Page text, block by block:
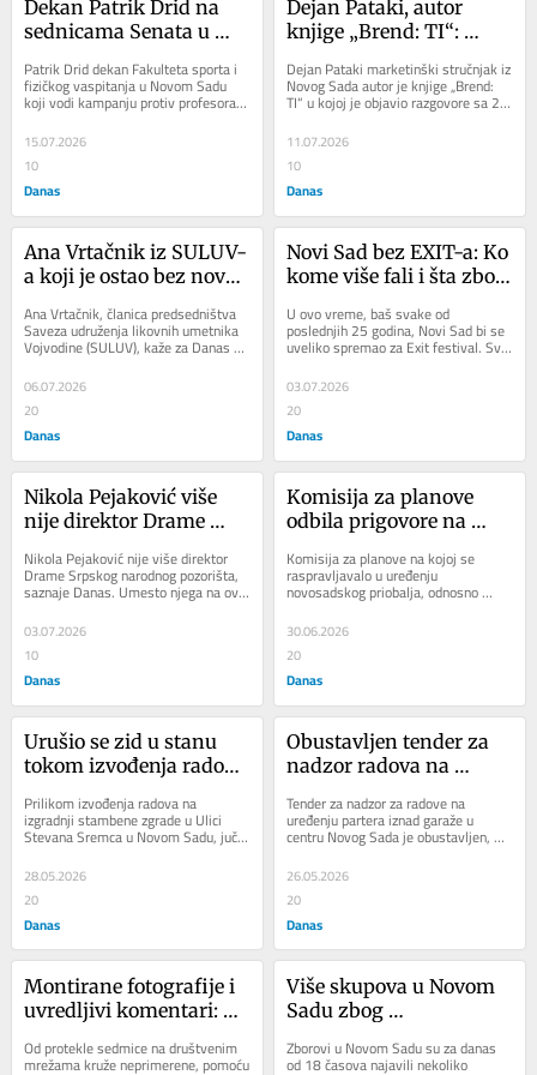
Dekan Patrik Drid na
sednicama Senata u
„nepodobni profesori“
ostaju bez posla nosi
Patrik Drid dekan Fakulteta sporta i
fizičkog vaspitanja u Novom Sadu
koji vodi kampanju protiv profesora
koji su podržali studente i u kojoj su
bez...
15.07.2026
10
Danas
Dejan Pataki, autor
knjige „Brend: TI“:
iskustva i integriteta
češće biraju tišinu i
prostora“
Dejan Pataki marketinški stručnjak iz
Novog Sada autor je knjige „Brend:
TI“ u kojoj je objavio razgovore sa 28
sagovornika iz različitih...
11.07.2026
10
Danas
Ana Vrtačnik iz SULUV-
a koji je ostao bez novca
studente: „Kultura nije
trošak iz budžeta, ona je
Ana Vrtačnik, članica predsedništva
Saveza udruženja likovnih umetnika
Vojvodine (SULUV), kaže za Danas da
su ostali potpuno bez
institucionalne...
06.07.2026
20
Danas
Novi Sad bez EXIT-a: Ko
kome više fali i šta zbog
U ovo vreme, baš svake od
poslednjih 25 godina, Novi Sad bi se
uveliko spremao za Exit festival. Svi
smeštajni kapaciteti, od hotela i
hostela do...
03.07.2026
20
Danas
Nikola Pejaković više
nije direktor Drame
pozorišta
Nikola Pejaković nije više direktor
Drame Srpskog narodnog pozorišta,
saznaje Danas. Umesto njega na ovu
funkciju došao je glumac SNP-a
Nebojša...
03.07.2026
10
Danas
Komisija za planove
odbila prigovore na
na vodi“: Građani i
aktivisti pravili buku pa
Komisija za planove na kojoj se
raspravljavalo u uređenju
novosadskog priobalja, odnosno
gradnje delova „Novog Sada na vodi“
prošla je uz...
30.06.2026
20
Danas
Urušio se zid u stanu
tokom izvođenja radova
Samo srećom niko nije
povređen
Prilikom izvođenja radova na
izgradnji stambene zgrade u Ulici
Stevana Sremca u Novom Sadu, juče
se tokom betoniranja urušio se zid
stana na...
28.05.2026
20
Danas
Obustavljen tender za
nadzor radova na
Centar Novog Sada
raskopan četiri godine
Tender za nadzor za radove na
uređenju partera iznad garaže u
centru Novog Sada je obustavljen,
što znači da će početak uređenja
Ulice Modene...
26.05.2026
20
Danas
Montirane fotografije i
uvredljivi komentari:
fakulteta u Somboru
Od protekle sedmice na društvenim
mrežama kruže neprimerene, pomoću
Više skupova u Novom
Sadu zbog
pristalice SNS-a se
Zborovi u Novom Sadu su za danas
od 18 časova najavili nekoliko